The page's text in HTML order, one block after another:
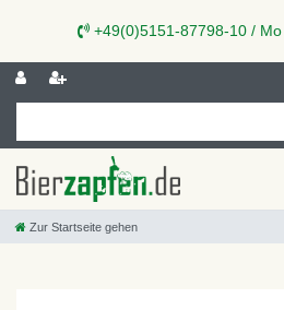
+49(0)5151-87798-10 /
Zur Startseite gehen